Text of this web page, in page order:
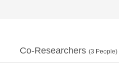
Co-Researchers (3 People)